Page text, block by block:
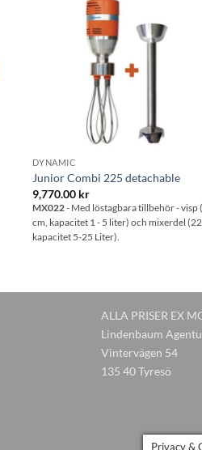
DYNAMIC
Junior Combi 225 detachable
9,770.00 kr
MX022- Med löstagbara tillbehör - visp
cm, kapacitet 1 - 5 liter) och mixerdel
kapacitet 5-25 Liter).
ALLA PRISER EX
Lindenbaum
Vintervägen 54
135 40 Tyresö
Privacy &